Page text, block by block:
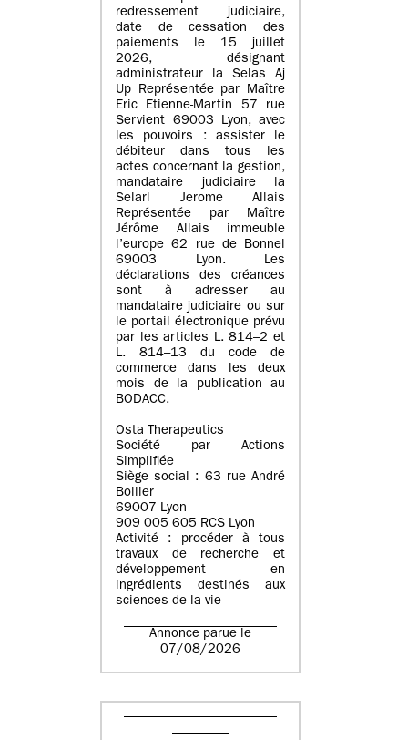
redressement judiciaire,
date de cessation des
paiements le 15 juillet
2026, désignant
administrateur la Selas Aj
Up Représentée par Maître
Eric Etienne-Martin 57 rue
Servient 69003 Lyon, avec
les pouvoirs : assister le
débiteur dans tous les
actes concernant la gestion,
mandataire judiciaire la
Selarl Jerome Allais
Représentée par Maître
Jérôme Allais immeuble
l’europe 62 rue de Bonnel
69003 Lyon. Les
déclarations des créances
sont à adresser au
mandataire judiciaire ou sur
le portail électronique prévu
par les articles L. 814–2 et
L. 814–13 du code de
commerce dans les deux
mois de la publication au
BODACC.
Osta Therapeutics
Société par Actions
Simplifiée
Siège social : 63 rue André
Bollier
69007 Lyon
909 005 605 RCS Lyon
Activité : procéder à tous
travaux de recherche et
développement en
ingrédients destinés aux
sciences de la vie
Annonce parue le
07/08/2026